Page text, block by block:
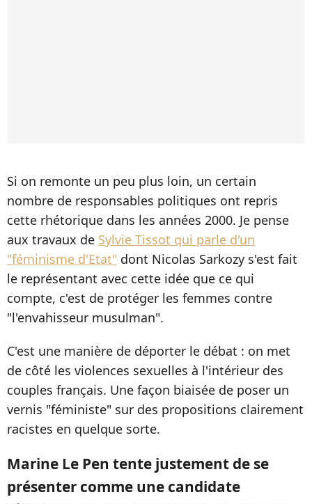
Si on remonte un peu plus loin, un certain
nombre de responsables politiques ont repris
cette rhétorique dans les années 2000. Je pense
aux travaux de Sylvie Tissot qui parle d'un
"féminisme d'Etat" dont Nicolas Sarkozy s'est fait
le représentant avec cette idée que ce qui
compte, c'est de protéger les femmes contre
"l'envahisseur musulman".
C'est une manière de déporter le débat : on met
de côté les violences sexuelles à l'intérieur des
couples français. Une façon biaisée de poser un
vernis "féministe" sur des propositions clairement
racistes en quelque sorte.
Marine Le Pen tente justement de se
présenter comme une candidate